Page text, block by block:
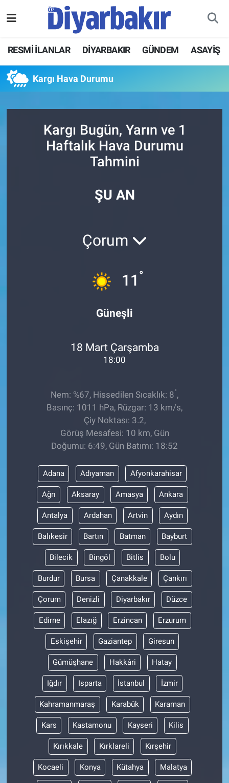
RESMİ İLANLAR DİYARBAKIR GÜNDEM ASAYİŞ
Kargı Hava Durumu
Kargı Bugün, Yarın ve 1
Haftalık Hava Durumu
Tahmini
ŞU AN
Çorum
11 °
Güneşli
18 Mart Çarşamba
18:00
Nem: %67, Hissedilen Sıcaklık: 8°,
Basınç: 1011 hPa, Rüzgar: 13 km/s,
Çiy Noktası: 3.2,
Görüş Mesafesi: 10 km, Gün
Doğumu: 6:49, Gün Batımı: 18:52
Adana Adıyaman Afyonkarahisar
Ağrı Aksaray Amasya Ankara
Antalya Ardahan Artvin Aydın
Balıkesir Bartın Batman Bayburt
Bilecik Bingöl Bitlis Bolu
Burdur Bursa Çanakkale Çankırı
Çorum Denizli Diyarbakır Düzce
Edirne Elazığ Erzincan Erzurum
Eskişehir Gaziantep Giresun
Gümüşhane Hakkâri Hatay
Iğdır Isparta İstanbul İzmir
Kahramanmaraş Karabük Karaman
Kars Kastamonu Kayseri Kilis
Kırıkkale Kırklareli Kırşehir
Kocaeli Konya Kütahya Malatya
ASAYİŞ
DİYARBAKIR
GÜNDEM
Hava Durumu
Namaz Vakitleri
Süper Lig Puan Durumu ve Fikstür
Son Dakika Haberleri